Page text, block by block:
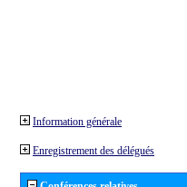
Information générale
Enregistrement des délégués